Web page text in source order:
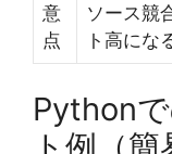
意
点
ソース競
ト高にな
Python
ト例（簡